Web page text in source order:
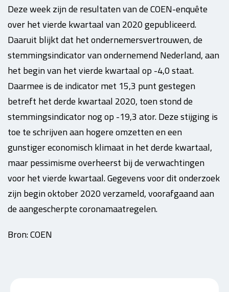
Deze week zijn de resultaten van de COEN-enquête
over het vierde kwartaal van 2020 gepubliceerd.
Daaruit blijkt dat het ondernemersvertrouwen, de
stemmingsindicator van ondernemend Nederland, aan
het begin van het vierde kwartaal op -4,0 staat.
Daarmee is de indicator met 15,3 punt gestegen
betreft het derde kwartaal 2020, toen stond de
stemmingsindicator nog op -19,3 ator. Deze stijging is
toe te schrijven aan hogere omzetten en een
gunstiger economisch klimaat in het derde kwartaal,
maar pessimisme overheerst bij de verwachtingen
voor het vierde kwartaal. Gegevens voor dit onderzoek
zijn begin oktober 2020 verzameld, voorafgaand aan
de aangescherpte coronamaatregelen.
Bron: COEN